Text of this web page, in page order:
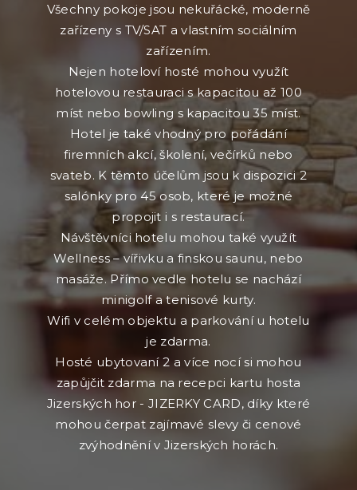
Všechny pokoje jsou nekuřácké, moderně
zařízeny s TV/SAT a vlastním sociálním
zařízením.
Nejen hoteloví hosté mohou využít
hotelovou restauraci s kapacitou až 100
míst nebo bowling s kapacitou 35 míst.
Hotel je také vhodný pro pořádání
firemních akcí, školení, večírků nebo
svateb. K těmto účelům jsou k dispozici 2
salónky pro 45 osob, které je možné
propojit i s restaurací.
Návštěvníci hotelu mohou také využít
Wellness – vířivku a finskou saunu, nebo
masáže. Přímo vedle hotelu se nachází
minigolf a tenisové kurty.
Wifi v celém objektu a parkování u hotelu
je zdarma.
Hosté ubytovaní 2 a více nocí si mohou
zapůjčit zdarma na recepci kartu hosta
Jizerských hor - JIZERKY CARD, díky které
mohou čerpat zajímavé slevy či cenové
zvýhodnění v Jizerských horách.